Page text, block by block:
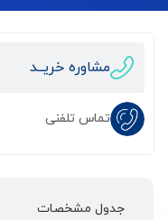
مشاوره خریــد
تماس تلفنی
جدول مشخصات